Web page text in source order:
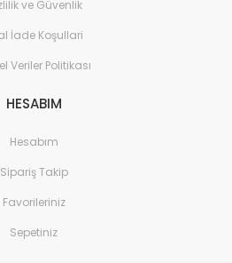
ve Güvenlik
İade Koşullari
Veriler Politikası
HESABIM
Hesabım
Sipariş Takip
Favorileriniz
Sepetiniz